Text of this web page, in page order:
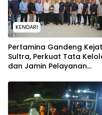
KENDARI
Pertamina Gandeng
Sultra, Perkuat Tata
dan Jamin Pelayanan